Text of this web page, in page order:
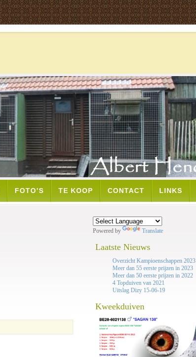
FOTO’S TE KOOP CONTACT LINKS
Powered by Translate
Laatste Nieuws
Overzicht Kampioenschappen 2023
Meer dan 55 eerste prijzen in 2023
Meer dan 50 eerste prijzen in 2022
4 Topduiven van 2021
Uitslag Dizy 15-06-19
Kweekduiven